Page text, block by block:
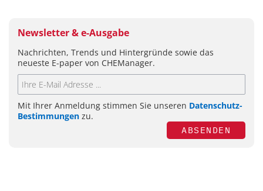
Newsletter & e-Ausgabe
Nachrichten, Trends und Hintergründe sowie das
neueste E-paper von CHEManager.
Mit Ihrer Anmeldung stimmen Sie unseren Datenschutz-
Bestimmungen zu.
ABSENDEN